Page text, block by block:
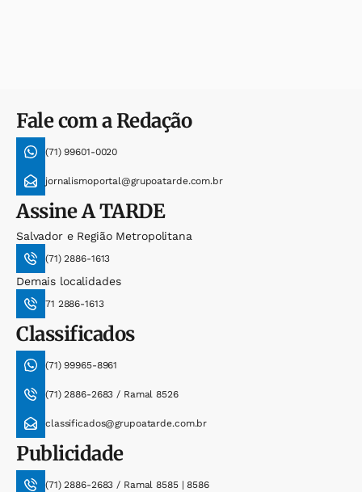
Fale com a Redação
(71) 99601-0020
jornalismoportal@grupoatarde.com.br
AssineA TARDE
Salvador e Região Metropolitana
(71) 2886-1613
Demais localidades
71 2886-1613
Classificados
(71) 99965-8961
(71) 2886-2683 / Ramal 8526
classificados@grupoatarde.com.br
Publicidade
(71) 2886-2683 / Ramal 8585 | 8586